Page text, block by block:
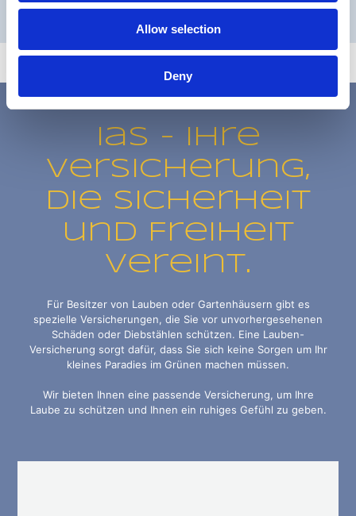
Allow selection
Deny
ias - Ihre
Versicherung,
die Sicherheit
und Freiheit
vereint.
Für Besitzer von Lauben oder Gartenhäusern gibt es
spezielle Versicherungen, die Sie vor unvorhergesehenen
Schäden oder Diebstählen schützen. Eine Lauben-
Versicherung sorgt dafür, dass Sie sich keine Sorgen um Ihr
kleines Paradies im Grünen machen müssen.
Wir bieten Ihnen eine passende Versicherung, um Ihre
Laube zu schützen und Ihnen ein ruhiges Gefühl zu geben.